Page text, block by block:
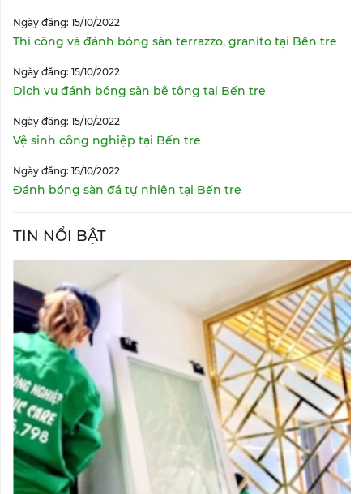
Ngày đăng: 15/10/2022
Thi công và đánh bóng sàn terrazzo, granito tại Bến tre
Ngày đăng: 15/10/2022
Dịch vụ đánh bóng sàn bê tông tại Bến tre
Ngày đăng: 15/10/2022
Vệ sinh công nghiệp tại Bến tre
Ngày đăng: 15/10/2022
Đánh bóng sàn đá tự nhiên tại Bến tre
TIN NỔI BẬT